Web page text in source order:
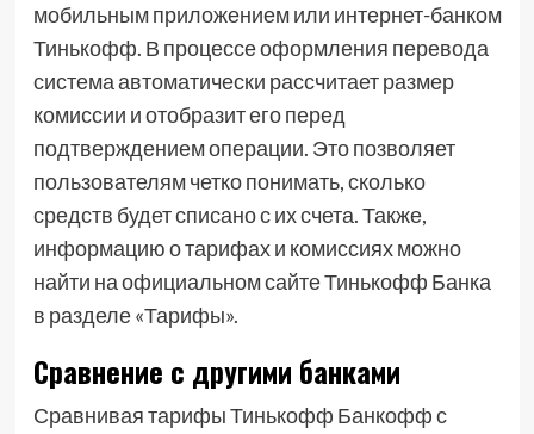
мобильным приложением или интернет-банком
Тинькофф. В процессе оформления перевода
система автоматически рассчитает размер
комиссии и отобразит его перед
подтверждением операции. Это позволяет
пользователям четко понимать, сколько
средств будет списано с их счета. Также,
информацию о тарифах и комиссиях можно
найти на официальном сайте Тинькофф Банка
в разделе «Тарифы».
Сравнение с другими банками
Сравнивая тарифы Тинькофф Банкофф с